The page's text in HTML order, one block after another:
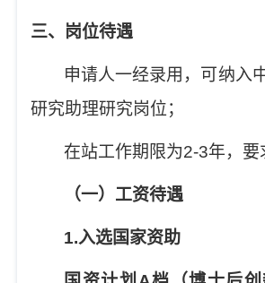
三、岗位待遇
申请人一经录用，可纳入
研究助理研究岗位；
在站工作期限为2-3年，要
（一）工资待遇
1.入选国家资助